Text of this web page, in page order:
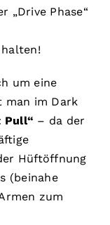
„Drive Phase“
um eine
man im Dark
Pull“ – da der
Hüftöffnung
(beinahe
zum